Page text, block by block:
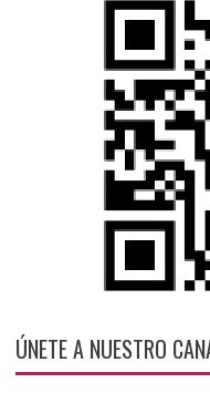
ÚNETE A NUESTRO